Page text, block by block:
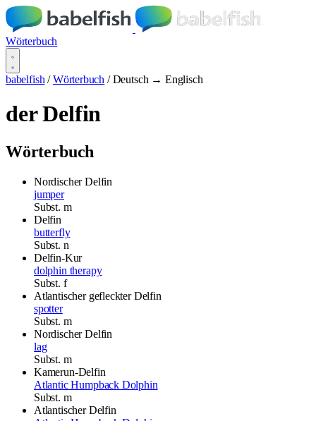
Wörterbuch
babelfish / Wörterbuch / Deutsch → Englisch
der Delfin
Wörterbuch
Nordischer Delfin
jumper
Subst. m
Delfin
butterfly
Subst. n
Delfin-Kur
dolphin therapy
Subst. f
Atlantischer gefleckter Delfin
spotter
Subst. m
Nordischer Delfin
lag
Subst. m
Kamerun-Delfin
Atlantic Humpback Dolphin
Subst. m
Atlantischer Delfin